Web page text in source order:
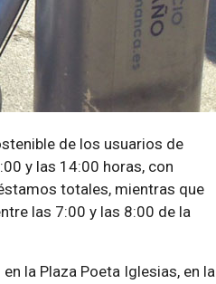
de los usuarios de
y las 14:00 horas, con
totales, mientras que
las 7:00 y las 8:00 de la
la Plaza Poeta Iglesias, en la